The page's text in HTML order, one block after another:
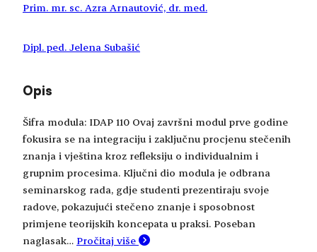
Prim. mr. sc. Azra Arnautović, dr. med.
Dipl. ped. Jelena Subašić
Opis
Šifra modula: IDAP 110 Ovaj završni modul prve godine
fokusira se na integraciju i zaključnu procjenu stečenih
znanja i vještina kroz refleksiju o individualnim i
grupnim procesima. Ključni dio modula je odbrana
seminarskog rada, gdje studenti prezentiraju svoje
radove, pokazujući stečeno znanje i sposobnost
primjene teorijskih koncepata u praksi. Poseban
naglasak… Pročitaj više